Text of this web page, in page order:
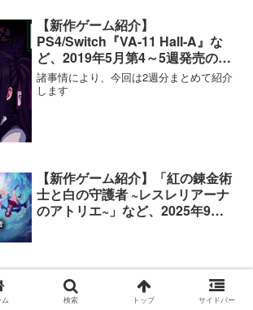
【新作ゲーム紹介】
PS4/Switch『VA-11 Hall-A』な
ど、2019年5月第4～5週発売のゲ
ームタイトルを紹介！
諸事情により、今回は2週分まとめて紹介
します
【新作ゲーム紹介】「紅の錬金術
士と白の守護者 ~レスレリアーナ
のアトリエ~」など、2025年9月4
スポンサーリンク
検索 トップ サイドバー